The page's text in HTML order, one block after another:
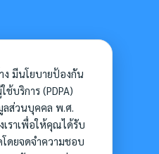
ง มีนโยบายป้องกัน
บริการ (PDPA)
ส่วนบุคคล พ.ศ.
ราเพื่อให้คุณได้รับ
ดยจดจำความชอบ